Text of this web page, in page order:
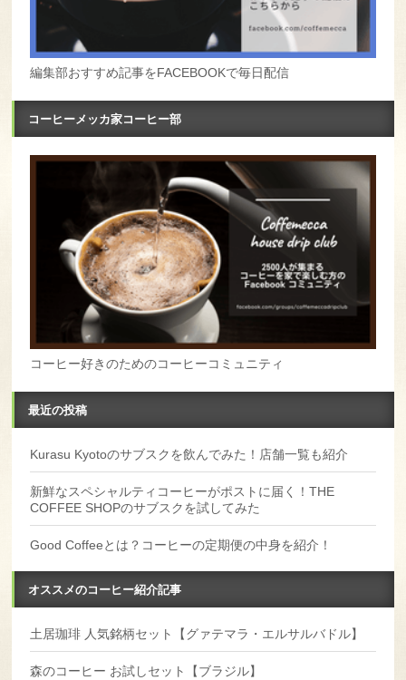
編集部おすすめ記事をFACEBOOKで毎日配信
コーヒーメッカ家コーヒー部
コーヒー好きのためのコーヒーコミュニティ
最近の投稿
Kurasu Kyotoのサブスクを飲んでみた！店舗一覧も紹介
新鮮なスペシャルティコーヒーがポストに届く！THE
COFFEE SHOPのサブスクを試してみた
Good Coffeeとは？コーヒーの定期便の中身を紹介！
オススメのコーヒー紹介記事
土居珈琲 人気銘柄セット【グァテマラ・エルサルバドル】
森のコーヒー お試しセット【ブラジル】